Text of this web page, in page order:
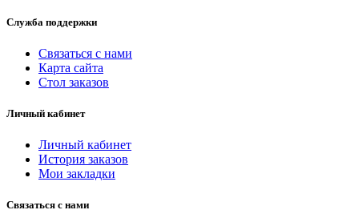
Служба поддержки
Связаться с нами
Карта сайта
Стол заказов
Личный кабинет
Личный кабинет
История заказов
Мои закладки
Связаться с нами